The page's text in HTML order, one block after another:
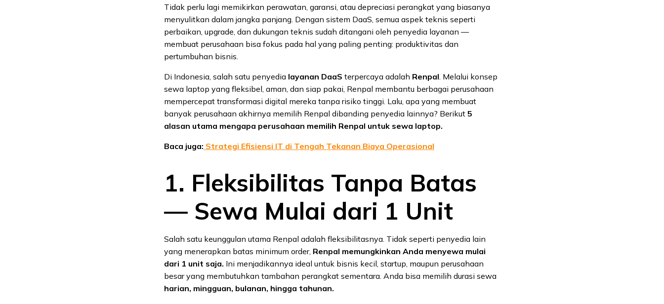
Tidak perlu lagi memikirkan perawatan, garansi, atau depreciasi perangkat yang biasanya
menyulitkan dalam jangka panjang. Dengan sistem DaaS, semua aspek teknis seperti
perbaikan, upgrade, dan dukungan teknis sudah ditangani oleh penyedia layanan —
membuat perusahaan bisa fokus pada hal yang paling penting: produktivitas dan
pertumbuhan bisnis.
Di Indonesia, salah satu penyedia layanan DaaS terpercaya adalah Renpal . Melalui konsep
sewa laptop yang fleksibel, aman, dan siap pakai, Renpal membantu berbagai perusahaan
mempercepat transformasi digital mereka tanpa risiko tinggi. Lalu, apa yang membuat
banyak perusahaan akhirnya memilih Renpal dibanding penyedia lainnya? Berikut 5
alasan utama mengapa perusahaan memilih Renpal untuk sewa laptop.
Baca juga: Strategi Efisiensi IT di Tengah Tekanan Biaya Operasional
1. Fleksibilitas Tanpa Batas
— Sewa Mulai dari 1 Unit
Salah satu keunggulan utama Renpal adalah fleksibilitasnya. Tidak seperti penyedia lain
yang menerapkan batas minimum order, Renpal memungkinkan Anda menyewa mulai
dari 1 unit saja. Ini menjadikannya ideal untuk bisnis kecil, startup, maupun perusahaan
besar yang membutuhkan tambahan perangkat sementara. Anda bisa memilih durasi sewa
harian, mingguan, bulanan, hingga tahunan.